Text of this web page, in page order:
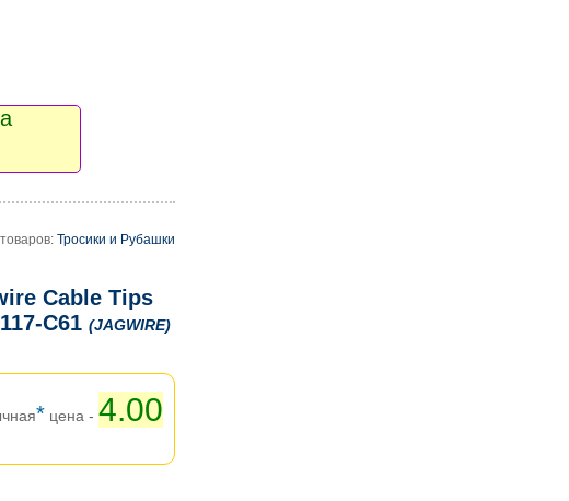
Тросики и Рубашки
Cable Tips
C61 (JAGWIRE)
*цена - 4.00